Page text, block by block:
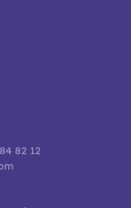
82 12